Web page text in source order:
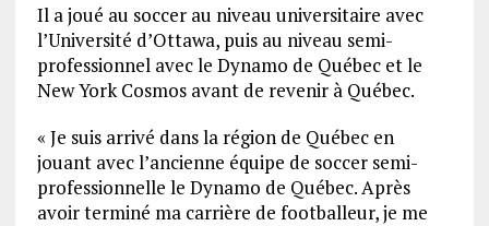
Il a joué au soccer au niveau universitaire avec
l’Université d’Ottawa, puis au niveau semi-
professionnel avec le Dynamo de Québec et le
New York Cosmos avant de revenir à Québec.
« Je suis arrivé dans la région de Québec en
jouant avec l’ancienne équipe de soccer semi-
professionnelle le Dynamo de Québec. Après
avoir terminé ma carrière de footballeur, je me